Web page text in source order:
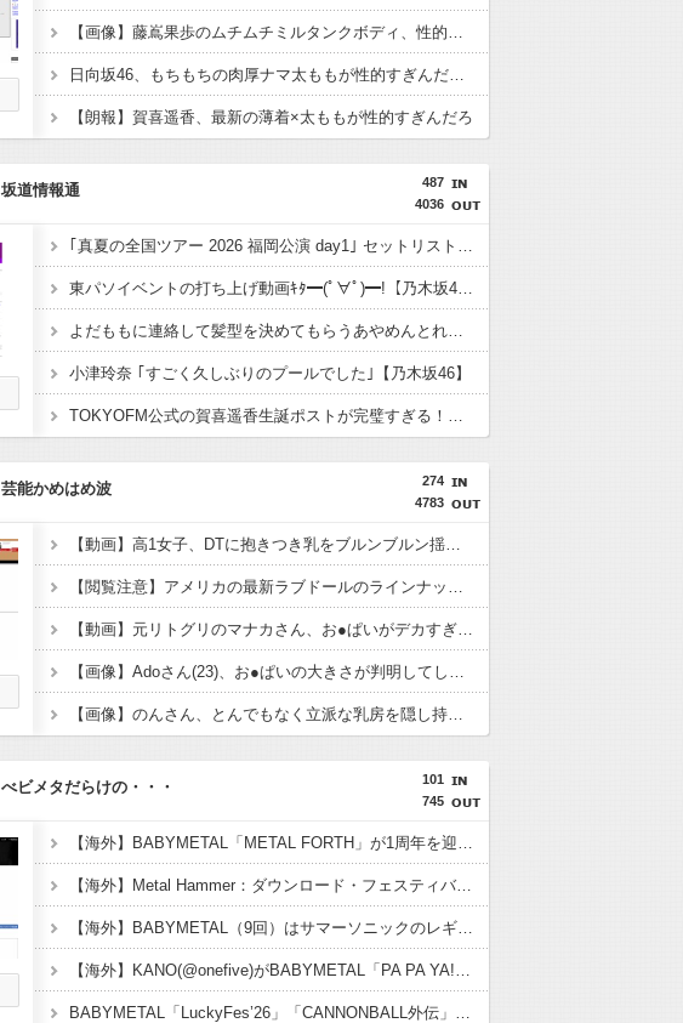
【画像】藤嶌果歩のムチムチミルタンクボディ、性的すぎんだろ・・・
日向坂46、もちもちの肉厚ナマ太ももが性的すぎんだろ【画像】
【朗報】賀喜遥香、最新の薄着×太ももが性的すぎんだろ
487
4036
坂道情報通
｢真夏の全国ツアー 2026 福岡公演 day1｣ セットリストがコチラ！！！【乃木坂46】
東パソイベントの打ち上げ動画ｷﾀ━(ﾟ∀ﾟ)━!【乃木坂46】
よだももに連絡して髪型を決めてもらうあやめんとれんたん可愛い！！！【乃木坂46】
小津玲奈 ｢すごく久しぶりのプールでした｣【乃木坂46】
TOKYOFM公式の賀喜遥香生誕ポストが完璧すぎる！！！【乃木坂46】
274
4783
芸能かめはめ波
【動画】高1女子、DTに抱きつき乳をブルンブルン揺らしてしまう！
【閲覧注意】アメリカの最新ラブドールのラインナップが地獄すぎる…
【動画】元リトグリのマナカさん、お●ぱいがデカすぎると話題に！
【画像】Adoさん(23)、お●ぱいの大きさが判明してしまう！
【画像】のんさん、とんでもなく立派な乳房を隠し持っていた！
101
745
べビメタだらけの・・・
【海外】BABYMETAL「METAL FORTH」が1周年を迎えた
【海外】Metal Hammer：ダウンロード・フェスティバル史上最高の13のパフォーマンスにBABYMETAL
【海外】BABYMETAL（9回）はサマーソニックのレギュラー出演者の中で2番目に多い
【海外】KANO(@onefive)がBABYMETAL「PA PA YA!!」に合わせて踊ってる
BABYMETAL「LuckyFes’26」「CANNONBALL外伝」グッズ販売決定